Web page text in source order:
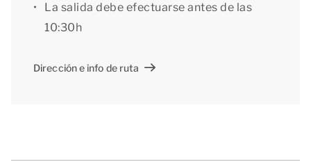
instalaciones se puede acceder en ascensor, por lo
que también son aptos para personas con movilidad
La salida debe efectuarse antes de las
10:30h
Dirección e info de ruta